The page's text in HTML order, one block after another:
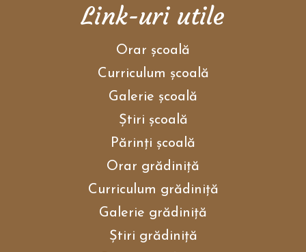
Link-uri utile
Orar școală
Curriculum școală
Galerie școală
Ştiri școală
Părinţi școală
Orar grădiniţă
Curriculum grădiniţă
Galerie grădiniţă
Ştiri grădiniţă